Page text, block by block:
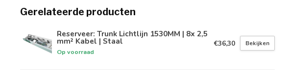
Gerelateerde producten
Reserveer: Trunk Lichtlijn 1530MM | 8x 2,5
mm² Kabel | Staal
Op voorraad
€36,30 Bekijken